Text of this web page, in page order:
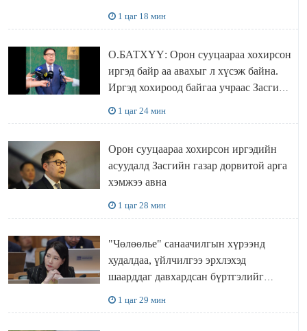
1 цаг 18 мин
О.БАТХҮҮ: Орон сууцаараа хохирсон
иргэд байр аа авахыг л хүсэж байна.
Иргэд хохироод байгаа учраас Засгийн
1 цаг 24 мин
Орон сууцаараа хохирсон иргэдийн
асуудалд Засгийн газар дорвитой арга
хэмжээ авна
1 цаг 28 мин
"Чөлөөлье" санаачилгын хүрээнд
худалдаа, үйлчилгээ эрхлэхэд
шаарддаг давхардсан бүртгэлийг
1 цаг 29 мин